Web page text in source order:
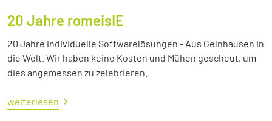
20 Jahre romeisIE
20 Jahre individuelle Softwarelösungen - Aus Gelnhausen in
die Welt. Wir haben keine Kosten und Mühen gescheut, um
dies angemessen zu zelebrieren.
weiterlesen